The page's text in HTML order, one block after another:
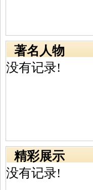
著名人物
没有记录!
精彩展示
没有记录!